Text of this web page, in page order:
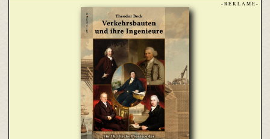
- R E K L A M E -